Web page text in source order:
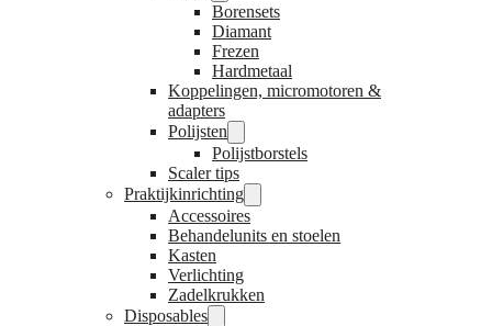
Borensets
Diamant
Frezen
Hardmetaal
Koppelingen, micromotoren &
adapters
Polijsten
Polijstborstels
Scaler tips
Praktijkinrichting
Accessoires
Behandelunits en stoelen
Kasten
Verlichting
Zadelkrukken
Disposables